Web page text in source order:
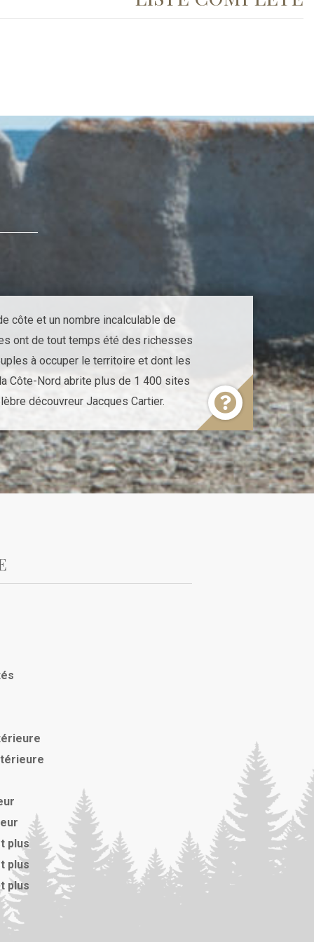
côte et un nombre incalculable de
ont de tout temps été des richesses
à occuper le territoire et dont les
Côte-Nord abrite plus de 1 400 sites
découvreur Jacques Cartier.
plus
plus
plus